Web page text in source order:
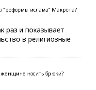
“реформы ислама” Макрона?
раз и показывает
в религиозные
носить брюки?